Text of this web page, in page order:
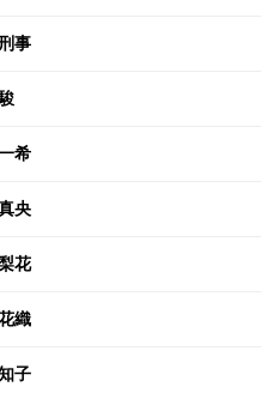
事
希
央
花
織
子